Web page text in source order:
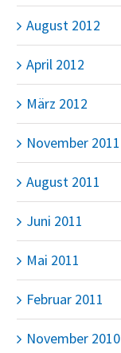
August 2012
April 2012
März 2012
November 2011
August 2011
Juni 2011
Mai 2011
Februar 2011
November 2010